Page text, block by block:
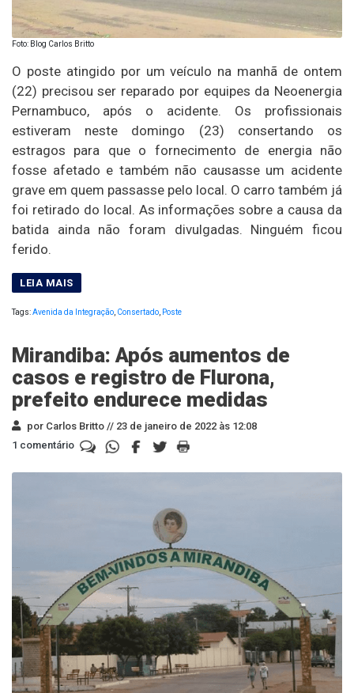
Foto: Blog Carlos Britto
O poste atingido por um veículo na manhã de ontem
(22) precisou ser reparado por equipes da Neoenergia
Pernambuco, após o acidente. Os profissionais
estiveram neste domingo (23) consertando os
estragos para que o fornecimento de energia não
fosse afetado e também não causasse um acidente
grave em quem passasse pelo local. O carro também já
foi retirado do local. As informações sobre a causa da
batida ainda não foram divulgadas. Ninguém ficou
ferido.
Tags:Avenida da Integração Consertado Poste
Mirandiba: Após aumentos de
casos e registro de Flurona,
prefeito endurece medidas
por Carlos Britto // 23 de janeiro de 2022 às 12:08
1 comentário